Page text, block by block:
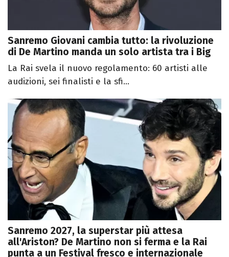
Sanremo Giovani cambia tutto: la rivoluzione
di De Martino manda un solo artista tra i Big
La Rai svela il nuovo regolamento: 60 artisti alle
audizioni, sei finalisti e la sfi...
Sanremo 2027, la superstar più attesa
all'Ariston? De Martino non si ferma e la Rai
punta a un Festival fresco e internazionale